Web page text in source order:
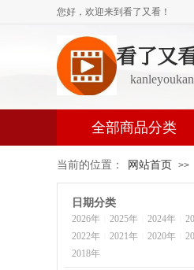
您好，欢迎来到看了又看！
看了又
kanleyoukan
全部商品分类
当前的位置： 网站首页 >>
日期分类
2026年 2025年 2024年
2022年 2021年 2020年
2018年